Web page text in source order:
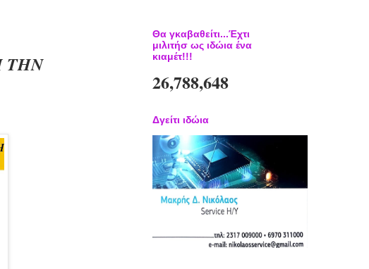
ΤΗΝ
Θα γκαβαθείτι...Έχτι
μιλιτήσ ως ιδώια ένα
κιαμέτ!!!
26,788,648
Δγείτι ιδώια